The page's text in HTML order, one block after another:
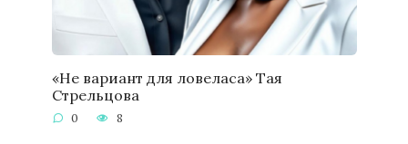
«Не вариант для ловеласа» Тая
Стрельцова
0 8